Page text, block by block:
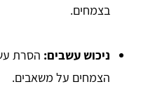
בצמחים.
ניכוש עשבים: הסרת
הצמחים על משאבים.